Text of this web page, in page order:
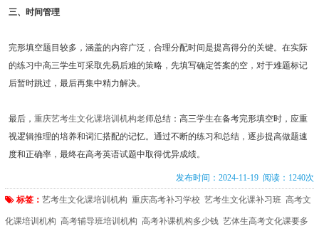
三、时间管理
完形填空题目较多，涵盖的内容广泛，合理分配时间是提高得分的关键。在实际
的练习中高三学生可采取先易后难的策略，先填写确定答案的空，对于难题标记
后暂时跳过，最后再集中精力解决。
最后， 重庆艺考生文化课培训机构老师总结：高三学生在备考完形填空时，应重
视逻辑推理的培养和词汇搭配的记忆。通过不断的练习和总结，逐步提高做题速
度和正确率，最终在高考英语试题中取得优异成绩。
发布时间：2024-11-19 阅读：1240次
标签： 艺考生文化课培训机构 重庆高考补习学校 艺考生文化课补习班 高考文
化课培训机构 高考辅导班培训机构 高考补课机构多少钱 艺体生高考文化课要多